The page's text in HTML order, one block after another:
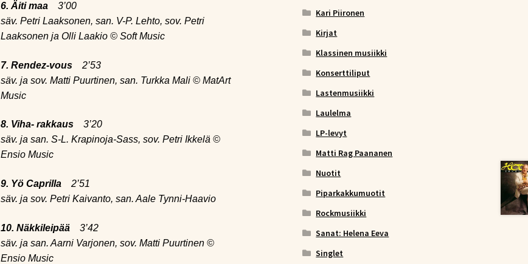
6. Äiti maa3’00
säv. Petri Laaksonen, san. V-P. Lehto, sov. Petri
Laaksonen ja Olli Laakio © Soft Music
7. Rendez-vous2’53
säv. ja sov. Matti Puurtinen, san. Turkka Mali © MatArt
Music
8. Viha- rakkaus3’20
säv. ja san. S-L. Krapinoja-Sass, sov. Petri Ikkelä ©
Ensio Music
9. Yö Caprilla2’51
säv. ja sov. Petri Kaivanto, san. Aale Tynni-Haavio
10. Näkkileipää3’42
säv. ja san. Aarni Varjonen, sov. Matti Puurtinen ©
Ensio Music
Kari Piironen
Kirjat
Klassinen musiikki
Konserttiliput
Lastenmusiikki
Laulelma
LP-levyt
Matti Rag Paananen
Nuotit
Piparkakkumuotit
Rockmusiikki
Sanat: Helena Eeva
Singlet